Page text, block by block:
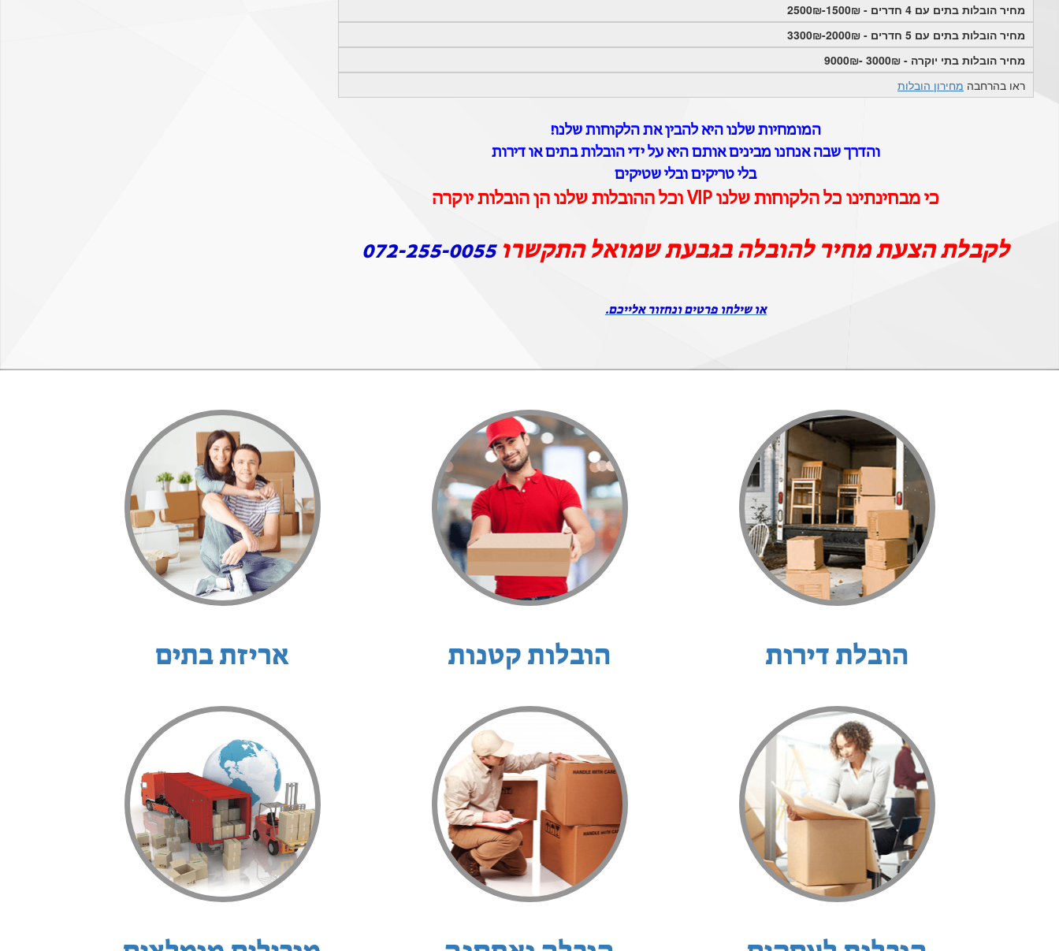
מחיר הובלות בתים עם 4 חדרים - 1500₪-2500₪
מחיר הובלות בתים עם 5 חדרים - 2000₪-3300₪
מחיר הובלות בתי יוקרה - 3000₪ -9000₪
ראו בהרחבה מחירון הובלות
המומחיות שלנו היא להבין את הלקוחות שלנו!
והדרך שבה אנחנו מבינים אותם היא על ידי הובלות בתים או דירות
בלי טריקים ובלי שטיקים
כי מבחינתינו כל הלקוחות שלנו VIP וכל ההובלות שלנו הן הובלות יוקרה
לקבלת הצעת מחיר להובלה בגבעת שמואל התקשרו072-255-0055
או שילחו פרטים ונחזור אלייכם.
אריזת בתים הובלות קטנות הובלת דירות